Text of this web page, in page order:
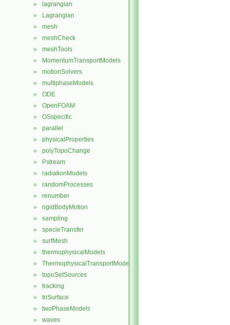
► lagrangian
► Lagrangian
► mesh
► meshCheck
► meshTools
► MomentumTransportModels
► motionSolvers
► multiphaseModels
► ODE
► OpenFOAM
► OSspecific
► parallel
► physicalProperties
► polyTopoChange
► Pstream
► radiationModels
► randomProcesses
► renumber
► rigidBodyMotion
► sampling
► specieTransfer
► surfMesh
► thermophysicalModels
► ThermophysicalTransportModels
► topoSetSources
► tracking
► triSurface
► twoPhaseModels
► waves